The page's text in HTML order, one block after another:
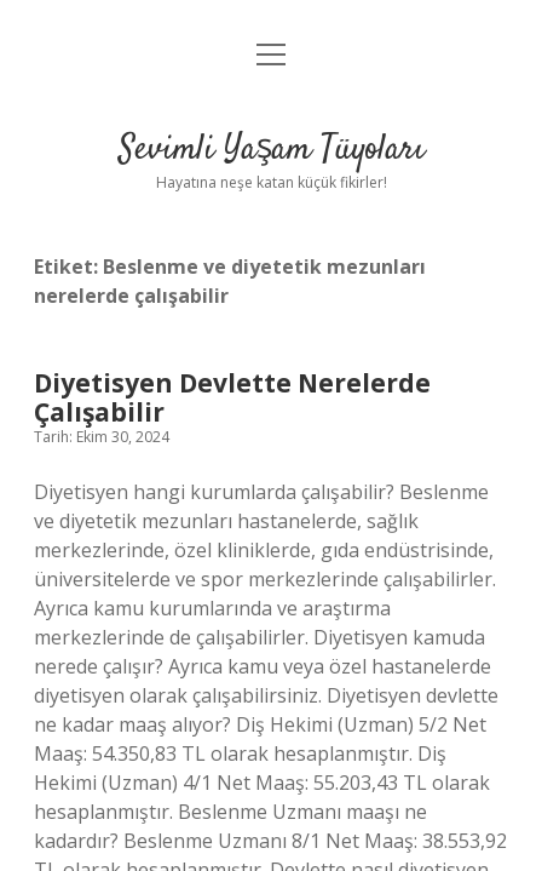
Anasayfa
Yasal Uyarı
menüyü
Sevimli Yaşam Tüyoları
Hayatına neşe katan küçük fikirler!
Etiket: Beslenme ve diyetetik mezunları
nerelerde çalışabilir
Diyetisyen Devlette Nerelerde
Çalışabilir
Tarih: Ekim 30, 2024
Diyetisyen hangi kurumlarda çalışabilir? Beslenme
ve diyetetik mezunları hastanelerde, sağlık
merkezlerinde, özel kliniklerde, gıda endüstrisinde,
üniversitelerde ve spor merkezlerinde çalışabilirler.
Ayrıca kamu kurumlarında ve araştırma
merkezlerinde de çalışabilirler. Diyetisyen kamuda
nerede çalışır? Ayrıca kamu veya özel hastanelerde
diyetisyen olarak çalışabilirsiniz. Diyetisyen devlette
ne kadar maaş alıyor? Diş Hekimi (Uzman) 5/2 Net
Maaş: 54.350,83 TL olarak hesaplanmıştır. Diş
Hekimi (Uzman) 4/1 Net Maaş: 55.203,43 TL olarak
hesaplanmıştır. Beslenme Uzmanı maaşı ne
kadardır? Beslenme Uzmanı 8/1 Net Maaş: 38.553,92